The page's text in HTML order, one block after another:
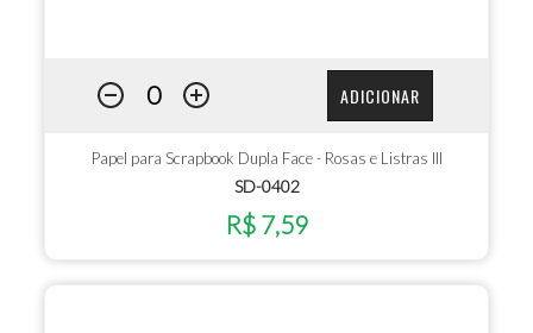
ADICIONAR
Papel para Scrapbook Dupla Face - Rosas e Listras III
SD-0402
R$ 7,59